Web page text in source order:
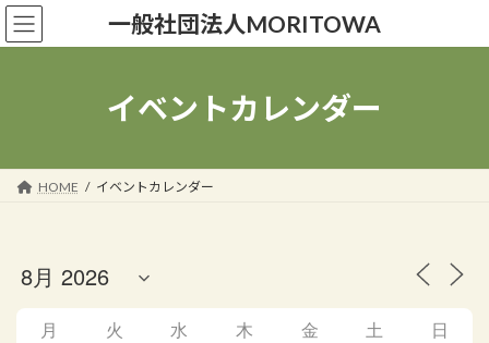
コ
ン
ナ
ビ
一般社団法人MORITOWA
イベントカレンダー
HOME イベントカレンダー
月 火 水 木 金 土 日